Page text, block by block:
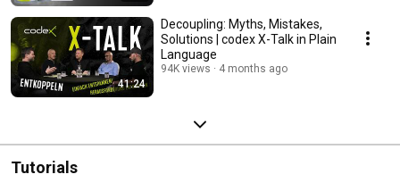
41:24
Decoupling: Myths, Mistakes,
Solutions | codex X-Talk in Plain
Language
94K views 4 months ago
Tutorials